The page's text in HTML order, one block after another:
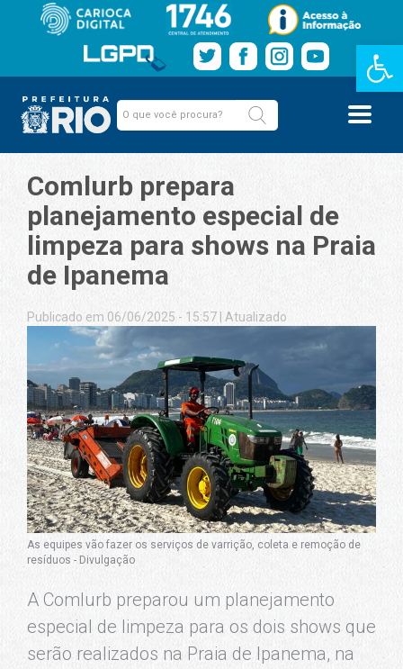
Barra de
Comlurb prepara
planejamento especial de
limpeza para shows na Praia
de Ipanema
Publicado em 06/06/2025 - 15:57 Atualizado
As equipes vão fazer os serviços de varrição, coleta e remoção de
resíduos - Divulgação
A Comlurb preparou um planejamento
especial de limpeza para os dois shows que
serão realizados na Praia de Ipanema, na